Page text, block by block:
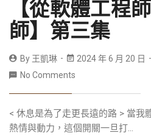
【從軟體工程
師】第三集
By 王凱琳 2024 年 6 月 20 日
No Comments
< 休息是為了走更長遠的路 > 當我
熱情與動力，這個開關一旦打...